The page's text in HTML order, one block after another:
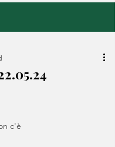
c'è